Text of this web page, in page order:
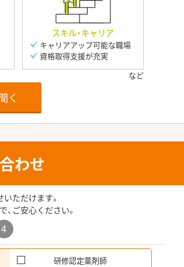
スキル・キャリア
キャリアアップ可能な職場
資格取得支援が充実
く
わせ
ただけます。
ご安心ください。
4
研修認定薬剤師